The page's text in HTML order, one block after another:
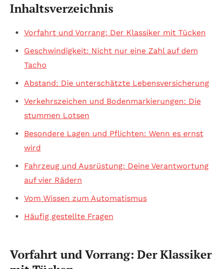
Inhaltsverzeichnis
Vorfahrt und Vorrang: Der Klassiker mit Tücken
Geschwindigkeit: Nicht nur eine Zahl auf dem
Tacho
Abstand: Die unterschätzte Lebensversicherung
Verkehrszeichen und Bodenmarkierungen: Die
stummen Lotsen
Besondere Lagen und Pflichten: Wenn es ernst
wird
Fahrzeug und Ausrüstung: Deine Verantwortung
auf vier Rädern
Vom Wissen zum Automatismus
Häufig gestellte Fragen
Vorfahrt und Vorrang: Der Klassiker